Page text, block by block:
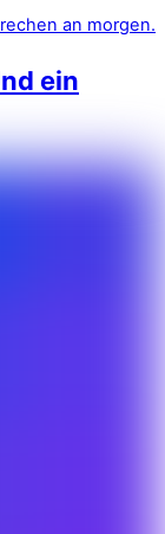
ein